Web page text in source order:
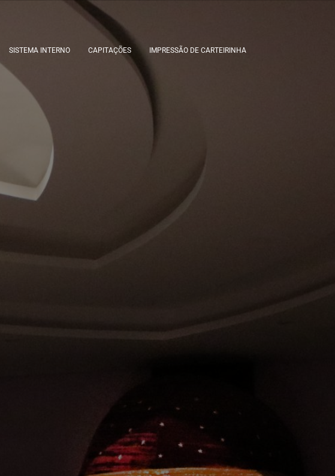
SISTEMA INTERNO CAPITAÇÕES IMPRESSÃO DE CARTEIRINHA